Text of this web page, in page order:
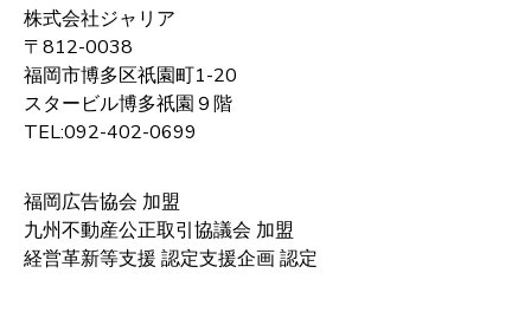
株式会社ジャリア
〒812-0038
福岡市博多区祇園町1-20
スタービル博多祇園９階
TEL:092-402-0699
福岡広告協会 加盟
九州不動産公正取引協議会 加盟
経営革新等支援 認定支援企画 認定